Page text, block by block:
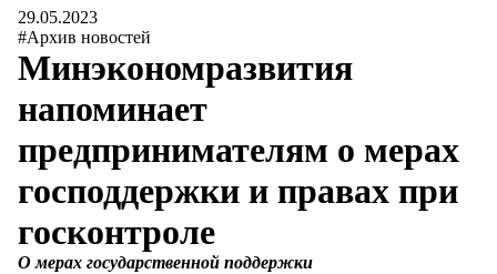
29.05.2023
#Архив новостей
Минэкономразвития
напоминает
предпринимателям о мерах
господдержки и правах при
госконтроле
О мерах государственной поддержки